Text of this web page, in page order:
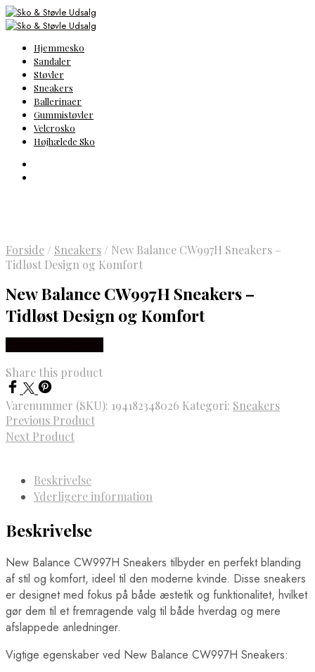
Hjemmesko
Sandaler
Støvler
Sneakers
Ballerinaer
Gummistøvler
Velcrosko
Højhælede Sko
Forside / Sneakers / New Balance CW997H Sneakers –
Tidløst Design og Komfort
New Balance CW997H Sneakers –
Tidløst Design og Komfort
Share this product
Varenummer (SKU): 194182348026 Kategori: Sneakers
Previous Product
Next Product
Beskrivelse
Yderligere information
Beskrivelse
New Balance CW997H Sneakers tilbyder en perfekt blanding
af stil og komfort, ideel til den moderne kvinde. Disse sneakers
er designet med fokus på både æstetik og funktionalitet, hvilket
gør dem til et fremragende valg til både hverdag og mere
afslappede anledninger.
Vigtige egenskaber ved New Balance CW997H Sneakers: